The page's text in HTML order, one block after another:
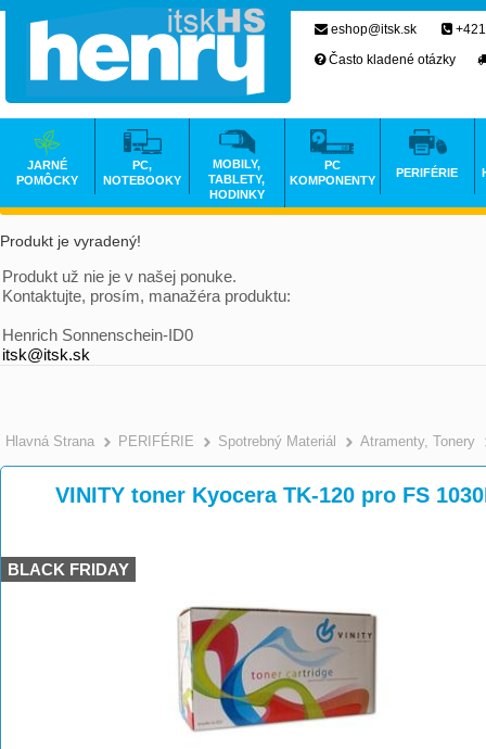
Produkt je vyradený!
Produkt už nie je v našej ponuke.
Kontaktujte, prosím, manažéra produktu:
Henrich Sonnenschein-ID0
itsk@itsk.sk
Hlavná Strana >
PERIFÉRIE >
Spotrebný Materiál >
Atramenty, Tonery
VINITY toner Kyocera TK-120 pro FS
BLACK FRIDAY
eshop@itsk.sk
Často kladené otázky
JARNÉ
POMÔCKY
PC,
NOTEBOOKY
MOBILY,
TABLETY,
HODINKY
PC
KOMPONENTY
PERIFÉRIE